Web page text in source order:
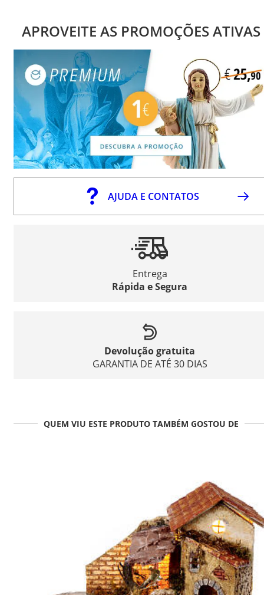
APROVEITE AS PROMOÇÕES ATIVAS
AJUDA E CONTATOS
Entrega
Rápida e Segura
Devolução gratuita
GARANTIA DE ATÉ 30 DIAS
QUEM VIU ESTE PRODUTO TAMBÉM GOSTOU DE